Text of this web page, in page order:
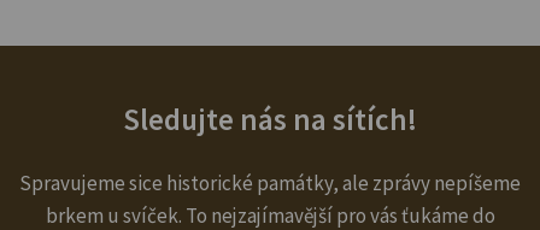
Sledujte nás na sítích!
Spravujeme sice historické památky, ale zprávy nepíšeme
brkem u svíček. To nejzajímavější pro vás ťukáme do